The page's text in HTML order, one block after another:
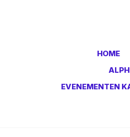
HOME
EVENEMENTEN